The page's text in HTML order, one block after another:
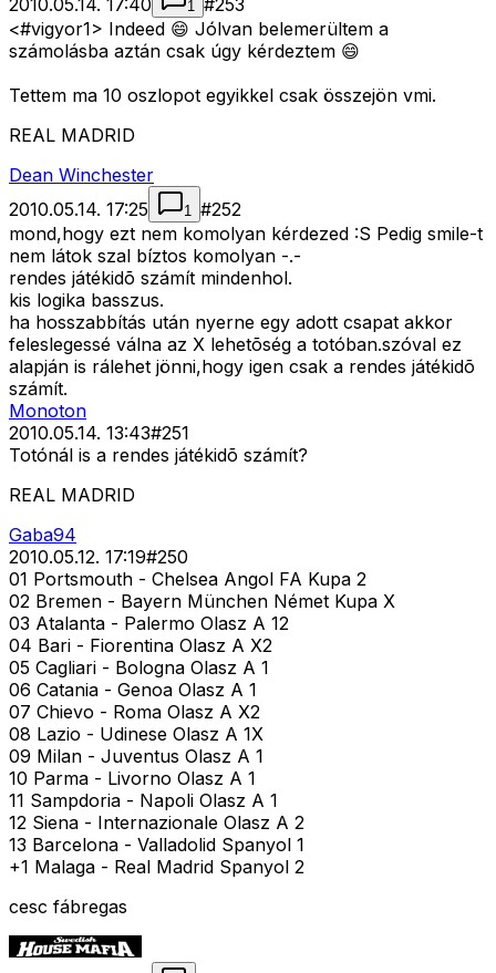
2010.05.14. 17:40 1 #253
<#vigyor1> Indeed 😄 Jólvan belemerültem a
számolásba aztán csak úgy kérdeztem 😄
Tettem ma 10 oszlopot egyikkel csak összejön vmi.
REAL MADRID
Dean Winchester
2010.05.14. 17:25
1 #252
mond,hogy ezt nem komolyan kérdezed :S Pedig smile-t
nem látok szal bíztos komolyan -.-
rendes játékidõ számít mindenhol.
kis logika basszus.
ha hosszabbítás után nyerne egy adott csapat akkor
feleslegessé válna az X lehetõség a totóban.szóval ez
alapján is rálehet jönni,hogy igen csak a rendes játékidõ
számít.
Monoton
2010.05.14. 13:43#251
Totónál is a rendes játékidõ számít?
REAL MADRID
Gaba94
2010.05.12. 17:19#250
01 Portsmouth - Chelsea Angol FA Kupa 2
02 Bremen - Bayern München Német Kupa X
03 Atalanta - Palermo Olasz A 12
04 Bari - Fiorentina Olasz A X2
05 Cagliari - Bologna Olasz A 1
06 Catania - Genoa Olasz A 1
07 Chievo - Roma Olasz A X2
08 Lazio - Udinese Olasz A 1X
09 Milan - Juventus Olasz A 1
10 Parma - Livorno Olasz A 1
11 Sampdoria - Napoli Olasz A 1
12 Siena - Internazionale Olasz A 2
13 Barcelona - Valladolid Spanyol 1
+1 Malaga - Real Madrid Spanyol 2
cesc fábregas